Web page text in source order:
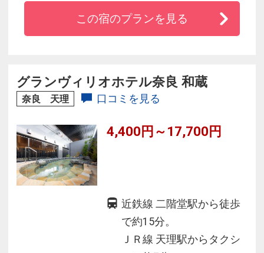
意しています。
ラウンジ内はセルフサービスとなっており、客
（天王寺駅より約40分）
◆奈良公園や東大寺など、奈良の観光にとても
この宿のプランを見る
グランヴィリオホテル奈良 和蔵
奈良 天理 口コミを見る
4,400円～17,700円
近鉄線 二階堂駅から徒歩
で約15分。
ＪＲ線 天理駅からタクシ